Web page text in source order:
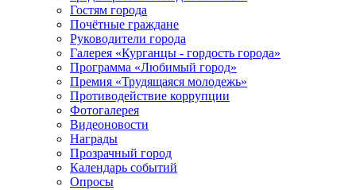
Гостям города
Почётные граждане
Руководители города
Галерея «Курганцы - гордость города»
Программа «Любимый город»
Премия «Трудящаяся молодежь»
Противодействие коррупции
Фотогалерея
Видеоновости
Награды
Прозрачный город
Календарь событий
Опросы